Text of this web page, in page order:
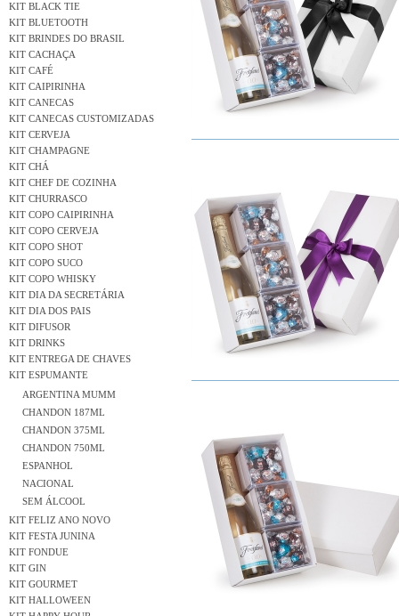
KIT BLACK TIE
KIT BLUETOOTH
KIT BRINDES DO BRASIL
KIT CACHAÇA
KIT CAFÉ
KIT CAIPIRINHA
KIT CANECAS
KIT CANECAS CUSTOMIZADAS
KIT CERVEJA
KIT CHAMPAGNE
KIT CHÁ
KIT CHEF DE COZINHA
KIT CHURRASCO
KIT COPO CAIPIRINHA
KIT COPO CERVEJA
KIT COPO SHOT
KIT COPO SUCO
KIT COPO WHISKY
KIT DIA DA SECRETÁRIA
KIT DIA DOS PAIS
KIT DIFUSOR
KIT DRINKS
KIT ENTREGA DE CHAVES
KIT ESPUMANTE
ARGENTINA MUMM
CHANDON 187ML
CHANDON 375ML
CHANDON 750ML
ESPANHOL
NACIONAL
SEM ÁLCOOL
KIT FELIZ ANO NOVO
KIT FESTA JUNINA
KIT FONDUE
KIT GIN
KIT GOURMET
KIT HALLOWEEN